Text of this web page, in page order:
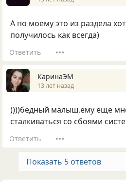
А по моему это из раздела
получилось как всегда)
Ответить
КаринаЭМ
13 лет назад
))))бедный малыш,ему еще
сталкиваться со сбоями
Ответить
Показать 5 ответов